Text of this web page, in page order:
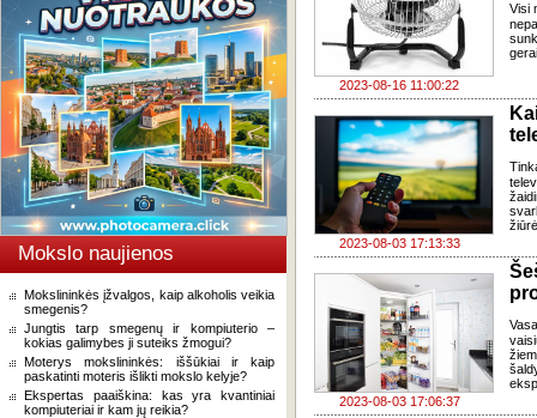
Mokslo naujienos
Mokslininkės įžvalgos, kaip alkoholis veikia
smegenis?
Jungtis tarp smegenų ir kompiuterio –
kokias galimybes ji suteiks žmogui?
Moterys mokslininkės: iššūkiai ir kaip
paskatinti moteris išlikti mokslo kelyje?
Ekspertas paaiškina: kas yra kvantiniai
kompiuteriai ir kam jų reikia?
2023-08-16 11:00:22
Visi
2023-08-03 17:13:33
2023-08-03 17:06:37